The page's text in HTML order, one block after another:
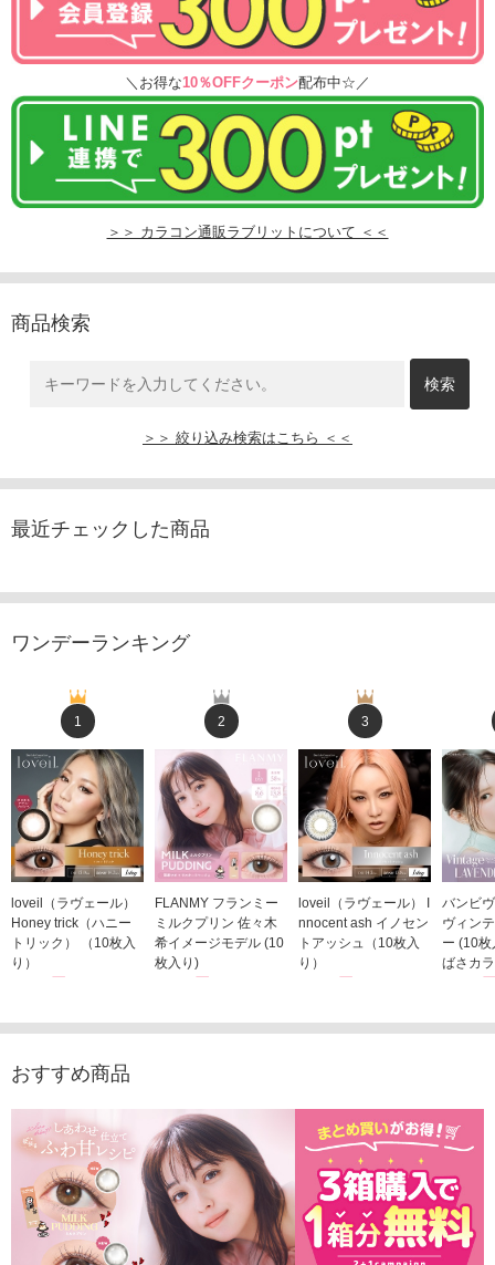
＼お得な10％OFFクーポン配布中☆／
＞＞ カラコン通販ラブリットについて ＜＜
商品検索
＞＞ 絞り込み検索はこちら ＜＜
最近チェックした商品
ワンデーランキング
1
loveil（ラヴェール）
Honey trick（ハニー
トリック） （10枚入
り）
2
FLANMY フランミー
ミルクプリン 佐々木
希イメージモデル (10
枚入り)
3
loveil（ラヴェール） I
nnocent ash イノセン
トアッシュ（10枚入
り）
バンビ
ヴィン
ー (10
ばさカ
おすすめ商品